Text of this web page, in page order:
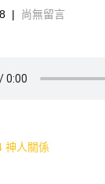
| 尚無留言
神人關係